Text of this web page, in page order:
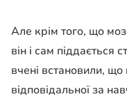
Але крім того, що
він і сам піддається
вчені встановили,
відповідальної за